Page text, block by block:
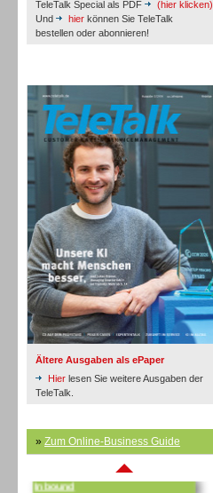
TeleTalk Special als PDF
(hier klicken)
Und
hier können Sie TeleTalk
bestellen oder abonnieren!
Ältere Ausgaben als ePaper
Hier lesen Sie weitere Ausgaben der
TeleTalk.
» Zum Online-Business Guide
Inbound
Inbound